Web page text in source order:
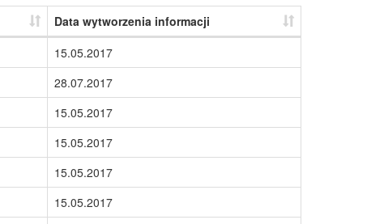
Data wytworzenia informacji
15.05.2017
28.07.2017
15.05.2017
15.05.2017
15.05.2017
15.05.2017